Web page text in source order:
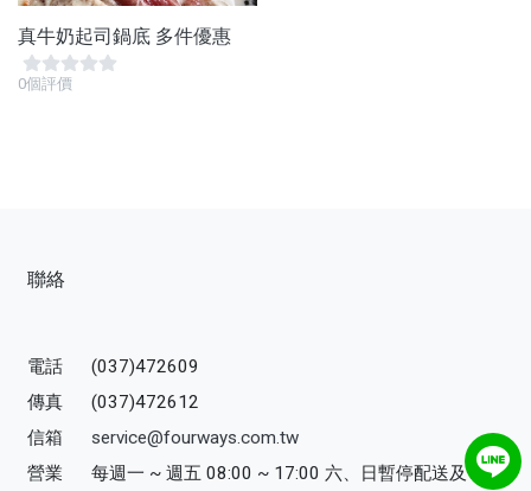
真牛奶起司鍋底 多件優惠
0個評價
聯絡
電話
(037)472609
傳真
(037)472612
信箱
service@fourways.com.tw
營業
每週一 ~ 週五 08:00 ~ 17:00 六、日暫停配送及寄送